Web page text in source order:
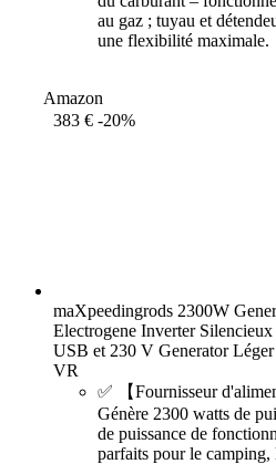
au gaz ; tuyau et
une flexibilité maximale.
Amazon
383 € -20%
maXpeedingrods 2300W
Electrogene Inverter Silencieux
USB et 230 V Generator
VR
✅ 【Fournisseur
Génère 2300 watts de
de puissance de
parfaits pour le